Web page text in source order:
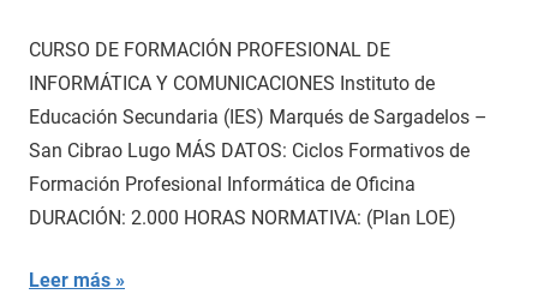
CURSO DE FORMACIÓN PROFESIONAL DE
INFORMÁTICA Y COMUNICACIONES Instituto de
Educación Secundaria (IES) Marqués de Sargadelos –
San Cibrao Lugo MÁS DATOS: Ciclos Formativos de
Formación Profesional Informática de Oficina
DURACIÓN: 2.000 HORAS NORMATIVA: (Plan LOE)
Leer más